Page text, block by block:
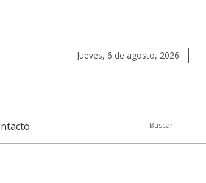
Jueves, 6 de agosto, 2026